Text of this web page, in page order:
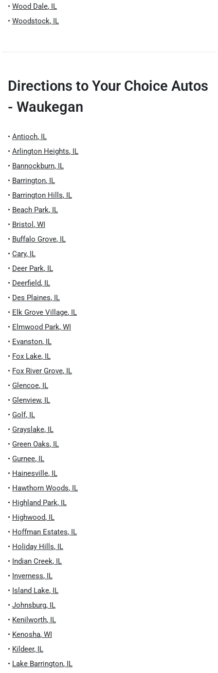
• Wood Dale, IL
• Woodstock, IL
Directions to Your Choice Autos
- Waukegan
• Antioch, IL
• Arlington Heights, IL
• Bannockburn, IL
• Barrington, IL
• Barrington Hills, IL
• Beach Park, IL
• Bristol , WI
• Buffalo Grove, IL
• Cary, IL
• Deer Park, IL
• Deerfield, IL
• Des Plaines, IL
• Elk Grove Village, IL
• Elmwood Park, WI
• Evanston, IL
• Fox Lake, IL
• Fox River Grove, IL
• Glencoe, IL
• Glenview, IL
• Golf, IL
• Grayslake, IL
• Green Oaks, IL
• Gurnee, IL
• Hainesville, IL
• Hawthorn Woods, IL
• Highland Park, IL
• Highwood, IL
• Hoffman Estates, IL
• Holiday Hills, IL
• Indian Creek, IL
• Inverness, IL
• Island Lake, IL
• Johnsburg, IL
• Kenilworth, IL
• Kenosha, WI
• Kildeer, IL
• Lake Barrington, IL